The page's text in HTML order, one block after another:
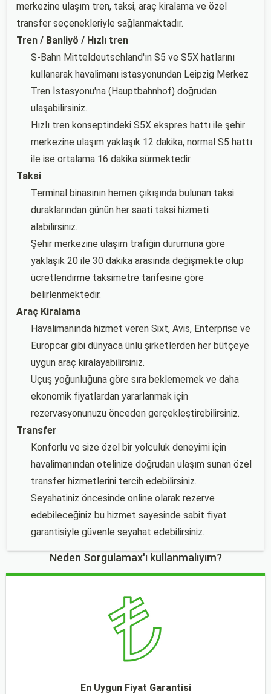
merkezine ulaşım tren, taksi, araç kiralama ve özel
transfer seçenekleriyle sağlanmaktadır.
Tren / Banliyö / Hızlı tren
S-Bahn Mitteldeutschland'ın S5 ve S5X hatlarını
kullanarak havalimanı istasyonundan Leipzig Merkez
Tren İstasyonu'na (Hauptbahnhof) doğrudan
ulaşabilirsiniz.
Hızlı tren konseptindeki S5X ekspres hattı ile şehir
merkezine ulaşım yaklaşık 12 dakika, normal S5 hattı
ile ise ortalama 16 dakika sürmektedir.
Taksi
Terminal binasının hemen çıkışında bulunan taksi
duraklarından günün her saati taksi hizmeti
alabilirsiniz.
Şehir merkezine ulaşım trafiğin durumuna göre
yaklaşık 20 ile 30 dakika arasında değişmekte olup
ücretlendirme taksimetre tarifesine göre
belirlenmektedir.
Araç Kiralama
Havalimanında hizmet veren Sixt, Avis, Enterprise ve
Europcar gibi dünyaca ünlü şirketlerden her bütçeye
uygun araç kiralayabilirsiniz.
Uçuş yoğunluğuna göre sıra beklememek ve daha
ekonomik fiyatlardan yararlanmak için
rezervasyonunuzu önceden gerçekleştirebilirsiniz.
Transfer
Konforlu ve size özel bir yolculuk deneyimi için
havalimanından otelinize doğrudan ulaşım sunan özel
transfer hizmetlerini tercih edebilirsiniz.
Seyahatiniz öncesinde online olarak rezerve
edebileceğiniz bu hizmet sayesinde sabit fiyat
garantisiyle güvenle seyahat edebilirsiniz.
Neden Sorgulamax'ı kullanmalıyım?
En Uygun Fiyat Garantisi